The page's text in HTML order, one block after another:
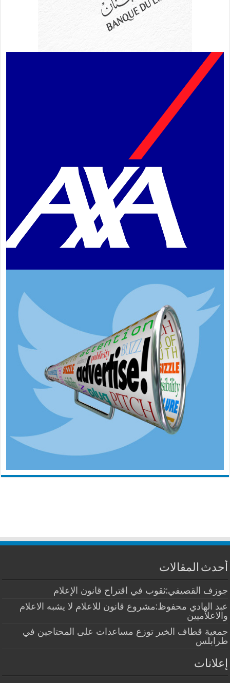
أحدث المقالات
جوزف القصيفي:ثقوب في اقتراح قانون الإعلام
عبد الهادي محفوظ:مشروع قانون للاعلام لا يشبه الاعلام
والاعلاميين
جمعية قطاف الخير توزع مساعدات على المحتاجين في
طرابلس
إعلانات